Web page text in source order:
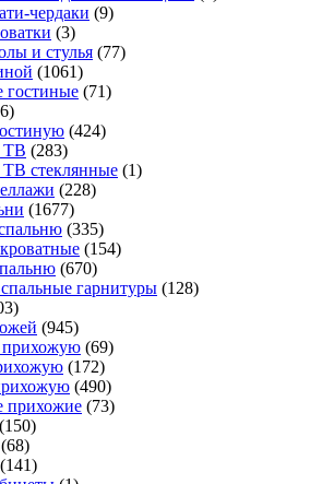
чердаки (9)
(3)
и стулья (77)
(1061)
гостиные (71)
(424)
ТВ (283)
стеклянные (1)
(228)
(1677)
(335)
(154)
(670)
гарнитуры (128)
(945)
(69)
(172)
(490)
прихожие (73)
(150)
(68)
(141)